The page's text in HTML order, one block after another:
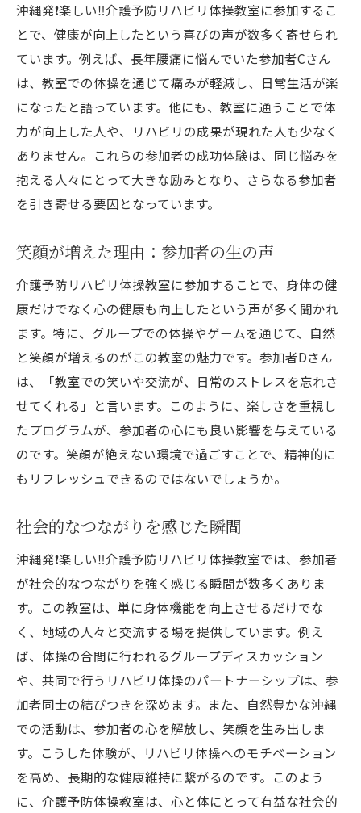
沖縄発❗️楽しい‼️介護予防リハビリ体操教室に参加するこ
とで、健康が向上したという喜びの声が数多く寄せられ
ています。例えば、長年腰痛に悩んでいた参加者Cさん
は、教室での体操を通じて痛みが軽減し、日常生活が楽
になったと語っています。他にも、教室に通うことで体
力が向上した人や、リハビリの成果が現れた人も少なく
ありません。これらの参加者の成功体験は、同じ悩みを
抱える人々にとって大きな励みとなり、さらなる参加者
を引き寄せる要因となっています。
笑顔が増えた理由：参加者の生の声
介護予防リハビリ体操教室に参加することで、身体の健
康だけでなく心の健康も向上したという声が多く聞かれ
ます。特に、グループでの体操やゲームを通じて、自然
と笑顔が増えるのがこの教室の魅力です。参加者Dさん
は、「教室での笑いや交流が、日常のストレスを忘れさ
せてくれる」と言います。このように、楽しさを重視し
たプログラムが、参加者の心にも良い影響を与えている
のです。笑顔が絶えない環境で過ごすことで、精神的に
もリフレッシュできるのではないでしょうか。
社会的なつながりを感じた瞬間
沖縄発❗️楽しい‼️介護予防リハビリ体操教室では、参加者
が社会的なつながりを強く感じる瞬間が数多くありま
す。この教室は、単に身体機能を向上させるだけでな
く、地域の人々と交流する場を提供しています。例え
ば、体操の合間に行われるグループディスカッション
や、共同で行うリハビリ体操のパートナーシップは、参
加者同士の結びつきを深めます。また、自然豊かな沖縄
での活動は、参加者の心を解放し、笑顔を生み出しま
す。こうした体験が、リハビリ体操へのモチベーション
を高め、長期的な健康維持に繋がるのです。このよう
に、介護予防体操教室は、心と体にとって有益な社会的